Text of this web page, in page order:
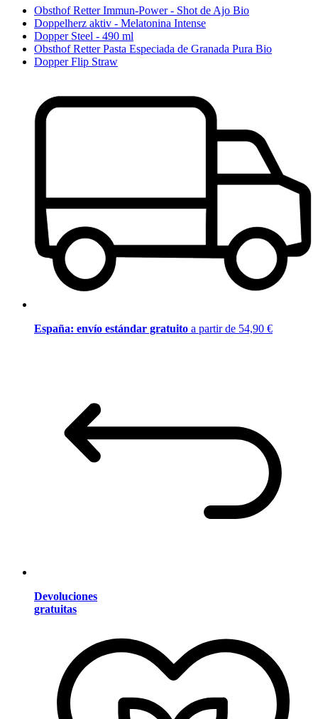
Obsthof Retter Immun-Power - Shot de Ajo Bio
Doppelherz aktiv - Melatonina Intense
Dopper Steel - 490 ml
Obsthof Retter Pasta Especiada de Granada Pura Bio
Dopper Flip Straw
España: envío estándar gratuito a partir de 54,90 €
Devoluciones
gratuitas